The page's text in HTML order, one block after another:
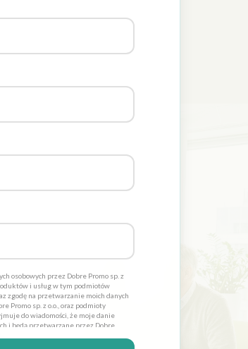
osobowych przez Dobre Promo sp. z
i usług w tym podmiotów
zgodę na przetwarzanie moich danych
Promo sp. z o.o., oraz podmioty
do wiadomości, że moje danie
i będą przetwarzane przez Dobre